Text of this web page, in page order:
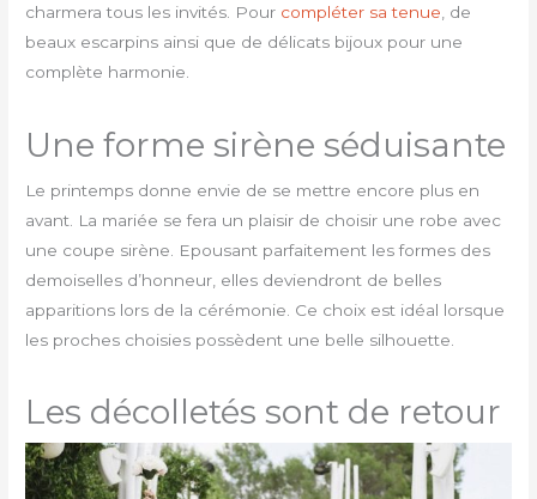
charmera tous les invités. Pour compléter sa tenue , de
beaux escarpins ainsi que de délicats bijoux pour une
complète harmonie.
Une forme sirène séduisante
Le printemps donne envie de se mettre encore plus en
avant. La mariée se fera un plaisir de choisir une robe avec
une coupe sirène. Epousant parfaitement les formes des
demoiselles d’honneur, elles deviendront de belles
apparitions lors de la cérémonie. Ce choix est idéal lorsque
les proches choisies possèdent une belle silhouette.
Les décolletés sont de retour